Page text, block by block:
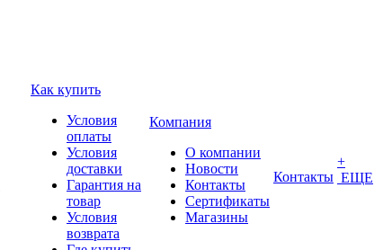
Как купить
Условия
оплаты
Условия
доставки
Гарантия на
товар
Условия
возврата
Компания
О компании
Новости
Контакты
Сертификаты
Магазины
Контакты
+
ЕЩЕ